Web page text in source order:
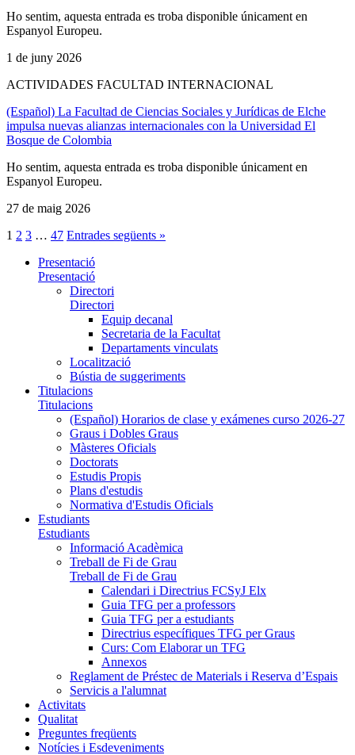
Ho sentim, aquesta entrada es troba disponible únicament en
Espanyol Europeu.
1 de juny 2026
ACTIVIDADES FACULTAD INTERNACIONAL
(Español) La Facultad de Ciencias Sociales y Jurídicas de Elche
impulsa nuevas alianzas internacionales con la Universidad El
Bosque de Colombia
Ho sentim, aquesta entrada es troba disponible únicament en
Espanyol Europeu.
27 de maig 2026
1 2 3 … 47 Entrades següents »
Presentació
Presentació
Directori
Directori
Equip decanal
Secretaria de la Facultat
Departaments vinculats
Localització
Bústia de suggeriments
Titulacions
Titulacions
(Español) Horarios de clase y exámenes curso 2026-27
Graus i Dobles Graus
Màsteres Oficials
Doctorats
Estudis Propis
Plans d'estudis
Normativa d'Estudis Oficials
Estudiants
Estudiants
Informació Acadèmica
Treball de Fi de Grau
Treball de Fi de Grau
Calendari i Directrius FCSyJ Elx
Guia TFG per a professors
Guia TFG per a estudiants
Directrius específiques TFG per Graus
Curs: Com Elaborar un TFG
Annexos
Reglament de Préstec de Materials i Reserva d’Espais
Servicis a l'alumnat
Activitats
Qualitat
Preguntes freqüents
Notícies i Esdeveniments